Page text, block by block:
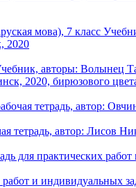
работ и индивидуальных